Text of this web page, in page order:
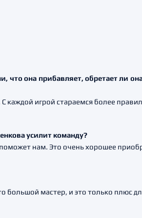
она прибавляет, обретает ли
каждой игрой стараемся более
усилит команду?
нам. Это очень хорошее
большой мастер, и это только плюс